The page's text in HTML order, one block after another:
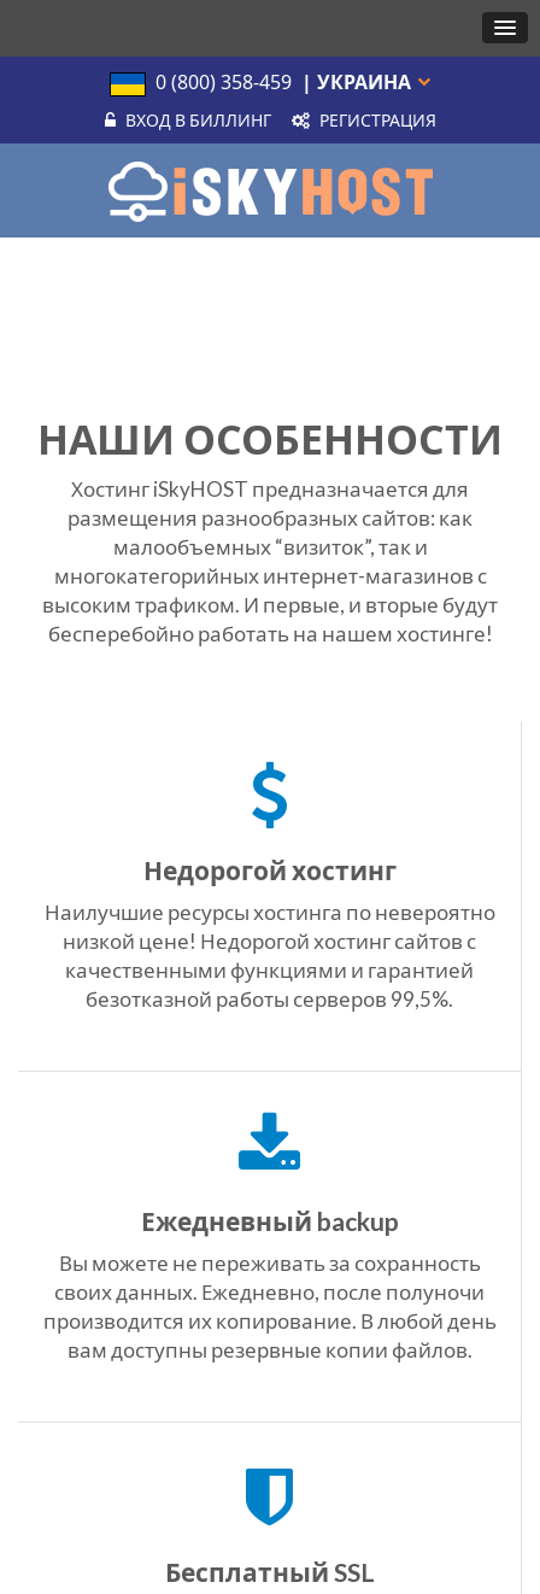
0 (800) 358-459 | УКРАИНА
ВХОД В БИЛЛИНГ РЕГИСТРАЦИЯ
НАШИ ОСОБЕННОСТИ
Хостинг iSkyHOST предназначается для
размещения разнообразных сайтов: как
малообъемных “визиток”, так и
многокатегорийных интернет-магазинов с
высоким трафиком. И первые, и вторые будут
бесперебойно работать на нашем хостинге!
Недорогой хостинг
Наилучшие ресурсы хостинга по невероятно
низкой цене! Недорогой хостинг сайтов с
качественными функциями и гарантией
безотказной работы серверов 99,5%.
Ежедневный backup
Вы можете не переживать за сохранность
своих данных. Ежедневно, после полуночи
производится их копирование. В любой день
вам доступны резервные копии файлов.
Бесплатный SSL